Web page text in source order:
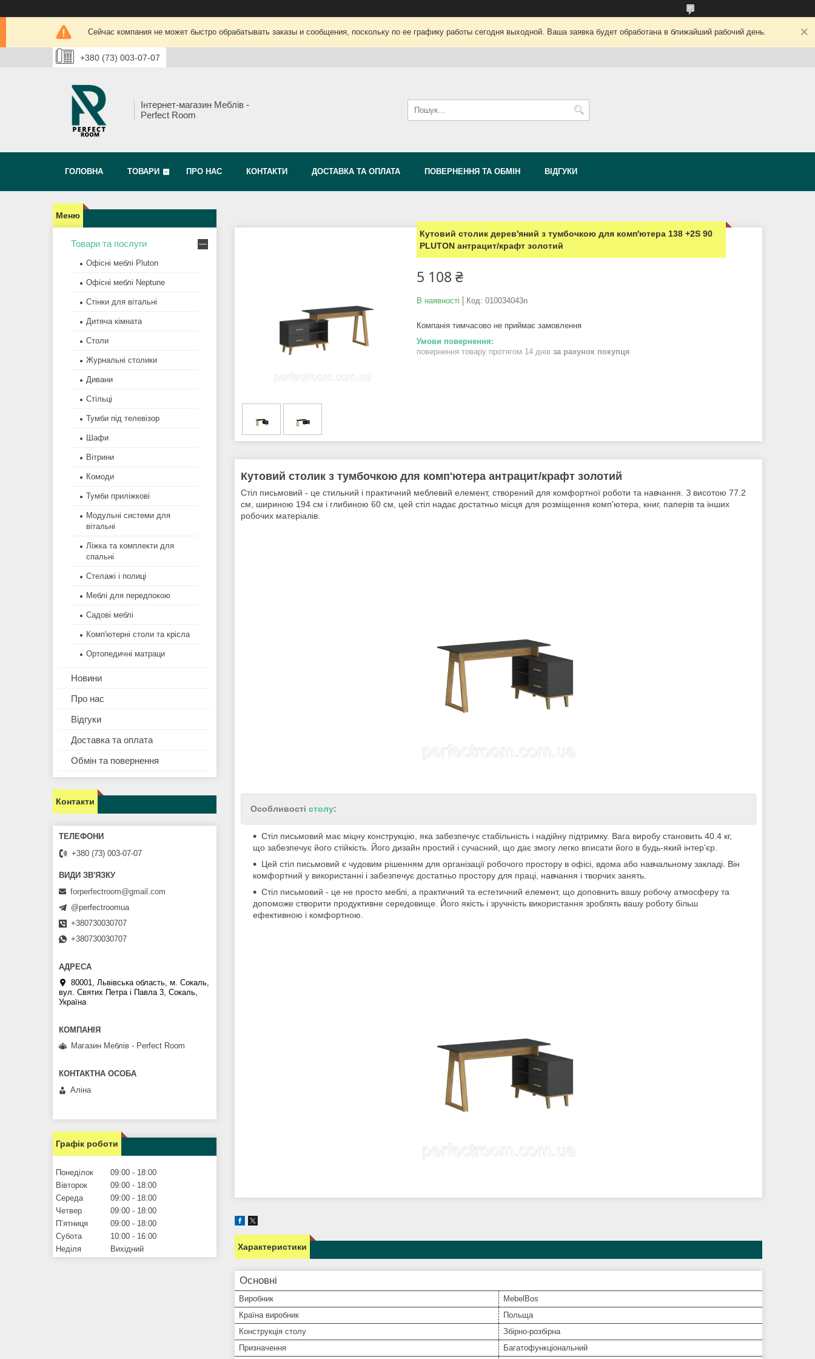
Сейчас компания не может быстро обрабатывать заказы и сообщения, поскольку по ее графику работы сегодня выходной. Ваша заявка будет обработана в ближайший рабочий день.
+380 (73) 003-07-07
Інтернет-магазин Меблів -
Perfect Room
ГОЛОВНА ТОВАРИ ПРО НАС КОНТАКТИ ДОСТАВКА ТА ОПЛАТА ПОВЕРНЕННЯ ТА ОБМІН ВІДГУКИ
Кутовий столик дерев'яний з тумбочкою для комп'ютера 138 +2S 90
PLUTON антрацит/крафт золотий
5 108 ₴
В наявності Код: 010034043n
Компанія тимчасово не приймає замовлення
повернення товару протягом 14 днів за рахунок покупця
Кутовий столик з тумбочкою для комп'ютера антрацит/крафт золотий
Стіл письмовий - це стильний і практичний меблевий елемент, створений для комфортної роботи та навчання. З висотою 77.2
см, шириною 194 см і глибиною 60 см, цей стіл надає достатньо місця для розміщення комп'ютера, книг, паперів та інших
робочих матеріалів.
Особливості столу:
Стіл письмовий має міцну конструкцію, яка забезпечує стабільність і надійну підтримку. Вага виробу становить 40.4 кг,
що забезпечує його стійкість. Його дизайн простий і сучасний, що дає змогу легко вписати його в будь-який інтер'єр.
Цей стіл письмовий є чудовим рішенням для організації робочого простору в офісі, вдома або навчальному закладі. Він
комфортний у використанні і забезпечує достатньо простору для праці, навчання і творчих занять.
Стіл письмовий - це не просто меблі, а практичний та естетичний елемент, що доповнить вашу робочу атмосферу та
допоможе створити продуктивне середовище. Його якість і зручність використання зроблять вашу роботу більш
ефективною і комфортною.
Характеристики
Основні
Виробник
MebelBos
Країна виробник
Польща
Конструкція столу
Збірно-розбірна
Призначення
Багатофункціональний
Товари та послуги
Офісні меблі Pluton
Офісні меблі Neptune
Стінки для вітальні
Дитяча кімната
Столи
Журнальні столики
Дивани
Стільці
Тумби під телевізор
Шафи
Вітрини
Комоди
Тумби приліжкові
Модульні системи для
вітальні
Ліжка та комплекти для
спальні
Стелажі і полиці
Меблі для передпокою
Садові меблі
Комп'ютерні столи та крісла
Ортопедичні матраци
Новини
Про нас
Відгуки
Доставка та оплата
Обмін та повернення
Контакти
+380 (73) 003-07-07
forperfectroom@gmail.com
@perfectroomua
+380730030707
+380730030707
80001, Львівська область, м. Сокаль,
вул. Святих Петра і Павла 3, Сокаль,
Україна
Магазин Меблів - Perfect Room
Аліна
Графік роботи
Понеділок 09:00
18:00
Вівторок
09:00
18:00
Середа
09:00
18:00
Четвер
09:00
18:00
Пʼятниця
09:00
18:00
Субота
10:00
16:00
Неділя
Вихідний